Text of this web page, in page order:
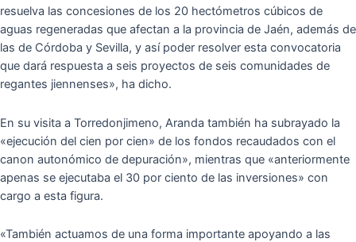
resuelva las concesiones de los 20 hectómetros cúbicos de
aguas regeneradas que afectan a la provincia de Jaén, además de
las de Córdoba y Sevilla, y así poder resolver esta convocatoria
que dará respuesta a seis proyectos de seis comunidades de
regantes jiennenses», ha dicho.
En su visita a Torredonjimeno, Aranda también ha subrayado la
«ejecución del cien por cien» de los fondos recaudados con el
canon autonómico de depuración», mientras que «anteriormente
apenas se ejecutaba el 30 por ciento de las inversiones» con
cargo a esta figura.
«También actuamos de una forma importante apoyando a las